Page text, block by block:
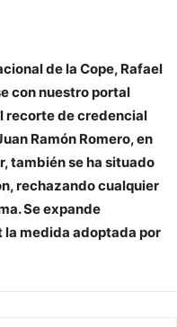
de la Cope, Rafael
con nuestro portal
recorte de credencial
Ramón Romero, en
también se ha situado
rechazando cualquier
Se expande
medida adoptada por